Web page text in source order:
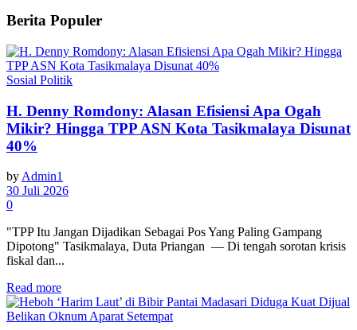
Berita Populer
Sosial Politik
H. Denny Romdony: Alasan Efisiensi Apa Ogah
Mikir? Hingga TPP ASN Kota Tasikmalaya Disunat
40%
by Admin1
30 Juli 2026
0
"TPP Itu Jangan Dijadikan Sebagai Pos Yang Paling Gampang
Dipotong" Tasikmalaya, Duta Priangan — Di tengah sorotan krisis
fiskal dan...
Read more